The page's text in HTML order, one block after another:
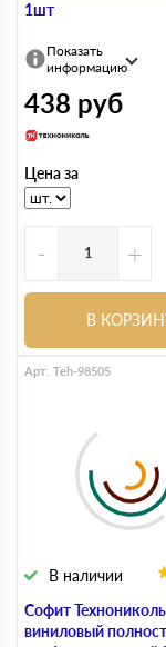
1шт
Показать
информацию
438 руб
Цена за
- +
В
Софит Технониколь
виниловый
В наличии
Арт. Teh-98505